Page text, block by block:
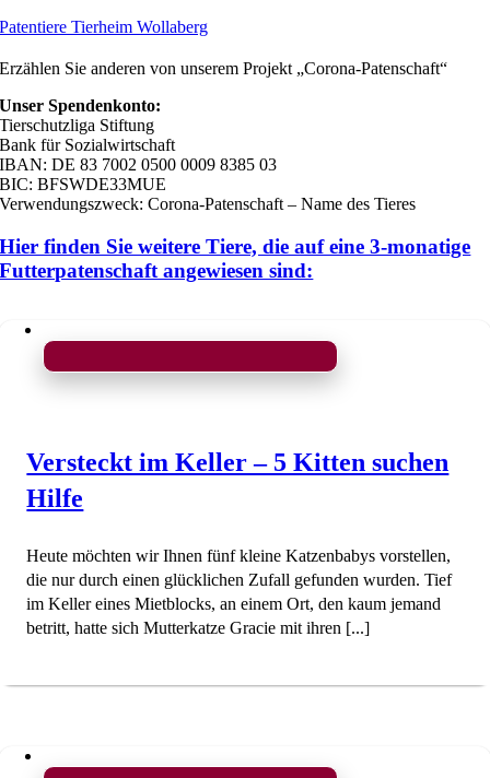
Patentiere Tierheim Wollaberg
Erzählen Sie anderen von unserem Projekt „Corona-Patenschaft“
Unser Spendenkonto:
Tierschutzliga Stiftung
Bank für Sozialwirtschaft
IBAN: DE 83 7002 0500 0009 8385 03
BIC: BFSWDE33MUE
Verwendungszweck: Corona-Patenschaft – Name des Tieres
Hier finden Sie weitere Tiere, die auf eine 3-monatige
Futterpatenschaft angewiesen sind:
Versteckt im Keller – 5 Kitten suchen
Hilfe
Heute möchten wir Ihnen fünf kleine Katzenbabys vorstellen,
die nur durch einen glücklichen Zufall gefunden wurden. Tief
im Keller eines Mietblocks, an einem Ort, den kaum jemand
betritt, hatte sich Mutterkatze Gracie mit ihren [...]